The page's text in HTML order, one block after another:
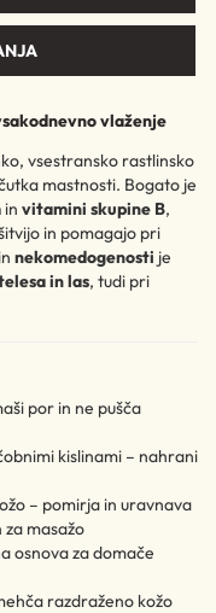
vlaženje
vsestransko rastlinsko
mastnosti. Bogato je
in vitamini skupine B,
in pomagajo pri
nekomedogenosti je
in las, tudi pri
por in ne pušča
kislinami – nahrani
– pomirja in uravnava
masažo
osnova za domače
razdraženo kožo